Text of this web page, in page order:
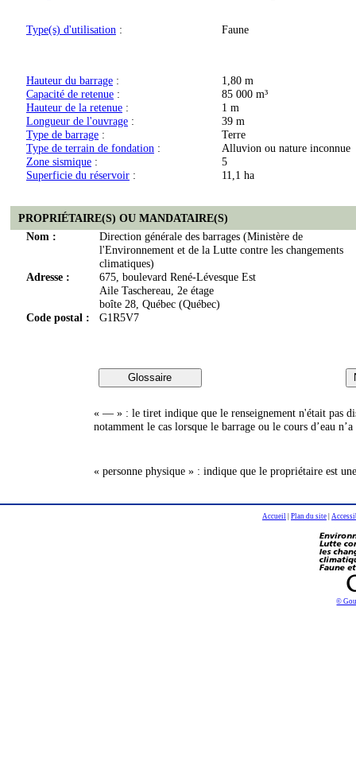
Type(s) d'utilisation : Faune
Hauteur du barrage :
1,80 m
Capacité de retenue :
85 000 m³
Hauteur de la retenue :
1 m
Longueur de l'ouvrage :
39 m
Type de barrage :
Terre
Type de terrain de fondation :
Alluvion ou nature inconnue
Zone sismique :
5
Superficie du réservoir : 11,1 ha
PROPRIÉTAIRE(S) OU MANDATAIRE(S)
Nom :
Direction générale des barrages (Ministère de
l'Environnement et de la Lutte contre les changements
climatiques)
Adresse :
675, boulevard René-Lévesque Est
Aile Taschereau, 2e étage
boîte 28, Québec (Québec)
Code postal :
G1R5V7
« — » : le tiret indique que le renseignement n'était pas
notamment le cas lorsque le barrage ou le cours d’eau
« personne physique » : indique que le propriétaire est
Accueil Plan du site
©